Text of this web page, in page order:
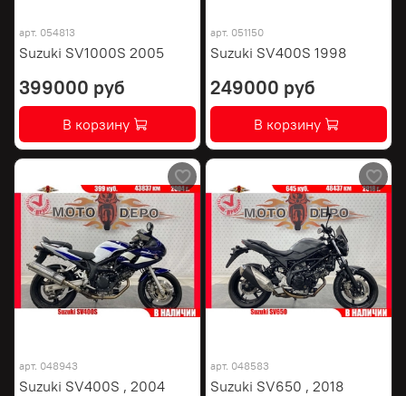
арт. 054813
Suzuki SV1000S 2005
399000 руб
В корзину
арт. 051150
Suzuki SV400S 1998
249000 руб
В корзину
арт. 048943
Suzuki SV400S , 2004
арт. 048583
Suzuki SV650 , 2018